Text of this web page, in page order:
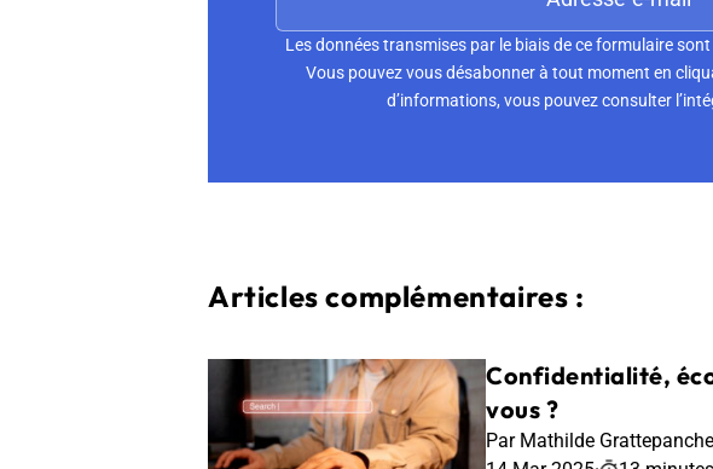
Les données transmises par le biais de ce formulaire
Vous pouvez vous désabonner à tout moment en
d’informations, vous pouvez consulter
Articles complémentaires :
Confidentialité,
vous ?
Par Mathilde Grattepanche